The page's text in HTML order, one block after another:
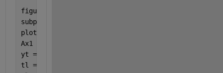
figure
subplot(1,2,1)
Ax1 = gca;
yt =
tl = Ax1.TickLength(1)*20;